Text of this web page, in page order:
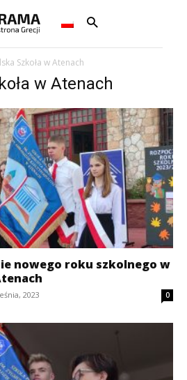
Szkoła w Atenach
w Atenach
nowego roku szkolnego w
2023 0